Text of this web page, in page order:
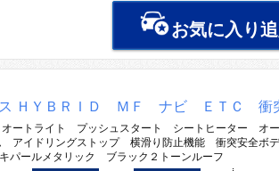
お気に入り
ＨＹＢＲＩＤ ＭＦ ナビ ＥＴＣ 衝
ートライト プッシュスタート シートヒーター オ
アイドリングストップ 横滑り防止機能 衝突安全ボ
パールメタリック ブラック２トーンルーフ